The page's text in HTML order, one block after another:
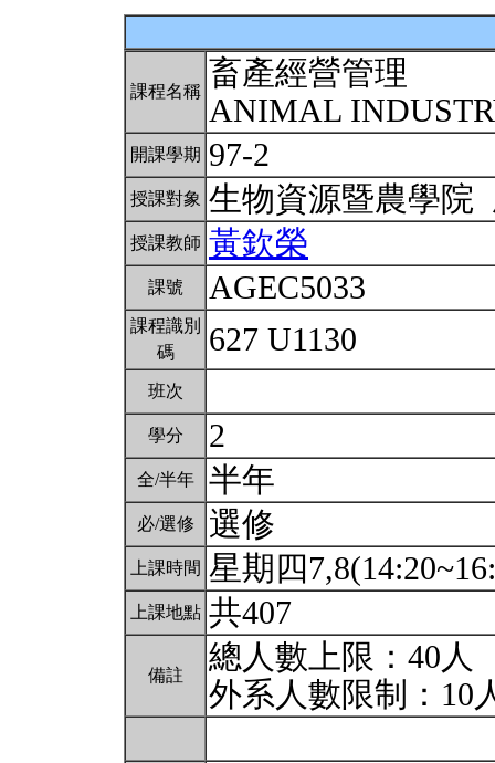
課程名稱 畜產經營管理
ANIMAL
開課學期 97-2
授課對象 生物資源暨農學
授課教師 黃欽榮
課號 AGEC5033
課程識別
碼
627 U1130
班次
學分 2
全/半年 半年
必/選修 選修
上課時間 星期四
上課地點 共407
備註
總人數上限：40人
外系人數限制：10